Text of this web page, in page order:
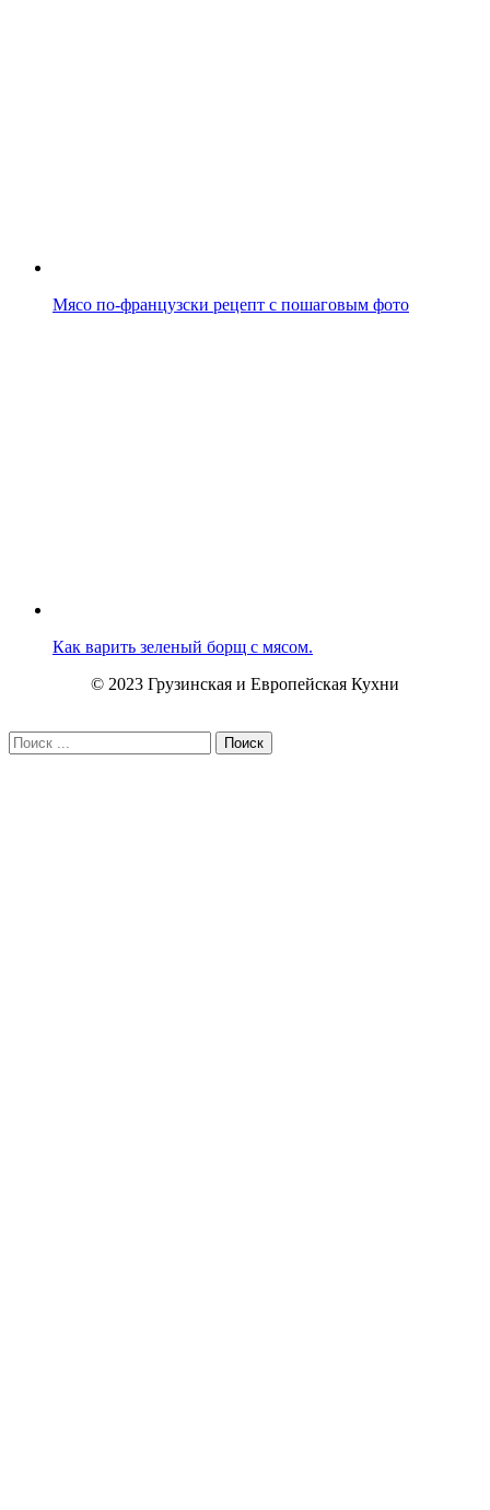
Мясо по-французски рецепт с пошаговым фото
Как варить зеленый борщ с мясом.
© 2023 Грузинская и Европейская Кухни